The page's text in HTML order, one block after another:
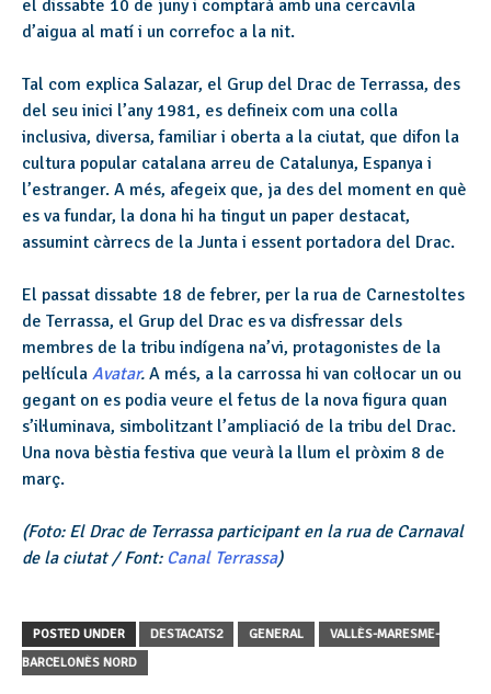
el dissabte 10 de juny i comptarà amb una cercavila
d’aigua al matí i un correfoc a la nit.
Tal com explica Salazar, el Grup del Drac de Terrassa, des
del seu inici l’any 1981, es defineix com una colla
inclusiva, diversa, familiar i oberta a la ciutat, que difon la
cultura popular catalana arreu de Catalunya, Espanya i
l’estranger. A més, afegeix que, ja des del moment en què
es va fundar, la dona hi ha tingut un paper destacat,
assumint càrrecs de la Junta i essent portadora del Drac.
El passat dissabte 18 de febrer, per la rua de Carnestoltes
de Terrassa, el Grup del Drac es va disfressar dels
membres de la tribu indígena na’vi, protagonistes de la
pel·lícula Avatar. A més, a la carrossa hi van col·locar un ou
gegant on es podia veure el fetus de la nova figura quan
s’il·luminava, simbolitzant l’ampliació de la tribu del Drac.
Una nova bèstia festiva que veurà la llum el pròxim 8 de
març.
(Foto: El Drac de Terrassa participant en la rua de Carnaval
de la ciutat / Font: Canal Terrassa)
POSTED UNDER DESTACATS2 GENERAL
VALLÈS-MARESME-
BARCELONÈS NORD